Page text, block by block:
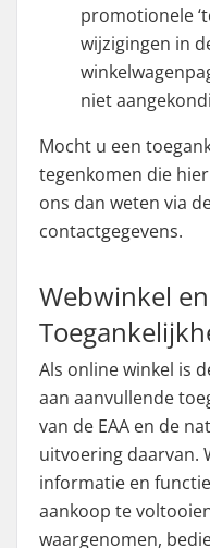
promotionele
wijzigingen in
niet
Mocht u een
tegenkomen die
ons dan weten via
contactgegevens.
Webwinkel
Als online winkel is
aan aanvullende
van de EAA en de
uitvoering daarvan.
informatie en
aankoop te
waargenomen,